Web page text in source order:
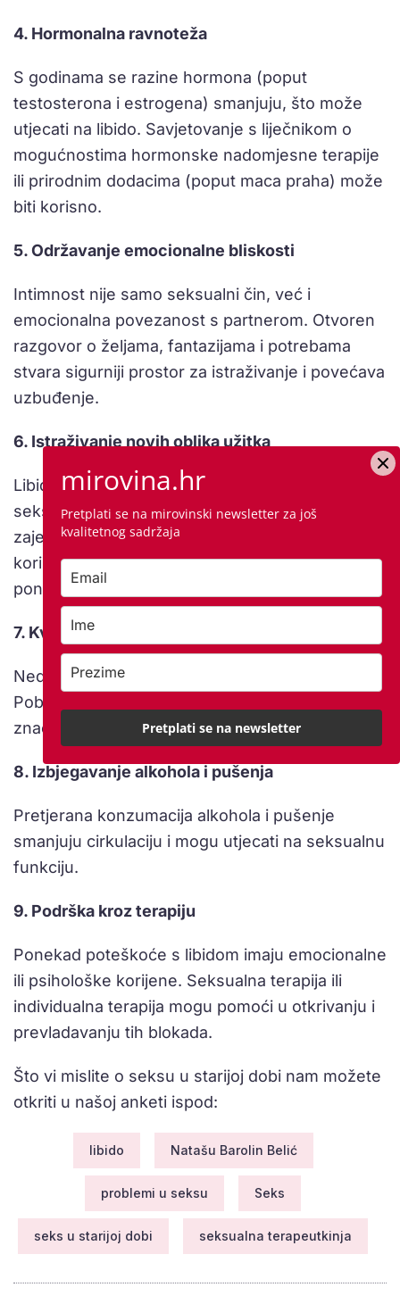
4. Hormonalna ravnoteža
S godinama se razine hormona (poput
testosterona i estrogena) smanjuju, što može
utjecati na libido. Savjetovanje s liječnikom o
mogućnostima hormonske nadomjesne terapije
ili prirodnim dodacima (poput maca praha) može
biti korisno.
5. Održavanje emocionalne bliskosti
Intimnost nije samo seksualni čin, već i
emocionalna povezanost s partnerom. Otvoren
razgovor o željama, fantazijama i potrebama
stvara sigurniji prostor za istraživanje i povećava
uzbuđenje.
6. Istraživanje novih oblika užitka
Libido ne mora nužno biti vezan za penetrativni
seks. Istraživanje dodira, senzualne masaže,
zajedničkog gledanja erotskog sadržaja ili
korištenje igračaka može pomoći parovima da
ponovno probude strast.
7. Kvalitetan san
Nedostatak sna utječe na hormone i libido.
Poboljšanje higijene spavanja može imati
značajan učinak.
8. Izbjegavanje alkohola i pušenja
Pretjerana konzumacija alkohola i pušenje
smanjuju cirkulaciju i mogu utjecati na seksualnu
funkciju.
9. Podrška kroz terapiju
Ponekad poteškoće s libidom imaju emocionalne
ili psihološke korijene. Seksualna terapija ili
individualna terapija mogu pomoći u otkrivanju i
prevladavanju tih blokada.
Što vi mislite o seksu u starijoj dobi nam možete
otkriti u našoj anketi ispod:
libido Natašu Barolin Belić
problemi u seksu Seks
seks u starijoj dobi seksualna terapeutkinja
mirovina.hr
Pretplati se na mirovinski newsletter za još
kvalitetnog sadržaja
Pretplati se na newsletter